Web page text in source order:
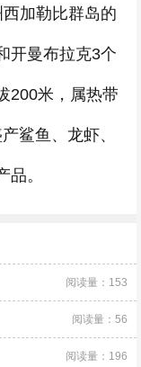
加勒比群岛的
开曼布拉克3个
200米，属热带
鲨鱼、龙虾、
。
阅读量：153
阅读量：56
阅读量：196